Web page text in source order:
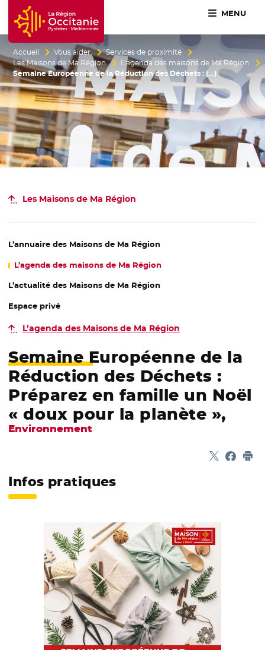
Accueil Région Occitanie / Pyrénées-Méditerranée
MENU
Accueil Vous aider
Services de proximité
Les Maisons de Ma Région
L’agenda des maisons de Ma Région
Semaine Européenne de la Réduction des Déchets : (…)
Les Maisons de Ma Région
L’annuaire des Maisons de Ma Région
L’agenda des maisons de Ma Région
L’actualité des Maisons de Ma Région
Espace privé
L’agenda des Maisons de Ma Région
Semaine Européenne de la
Réduction des Déchets :
Préparez en famille un Noël
« doux pour la planète »,
Environnement
Partager
- Nouvelle
-
Infos pratiques